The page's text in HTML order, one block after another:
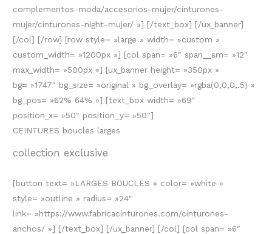
complementos-moda/accesorios-mujer/cinturones-
mujer/cinturones-night-mujer/ »] [/text_box] [/ux_banner]
[/col] [/row] [row style= »large » width= »custom »
custom_width= »1200px »] [col span= »6″ span__sm= »12″
max_width= »500px »] [ux_banner height= »350px »
bg= »1747″ bg_size= »original » bg_overlay= »rgba(0,0,0,.5) »
bg_pos= »62% 64% »] [text_box width= »69″
position_x= »50″ position_y= »50″]
CEINTURES boucles larges
collection exclusive
[button text= »LARGES BOUCLES » color= »white »
style= »outline » radius= »24″
link= »https://www.fabricacinturones.com/cinturones-
anchos/ »] [/text_box] [/ux_banner] [/col] [col span= »6″